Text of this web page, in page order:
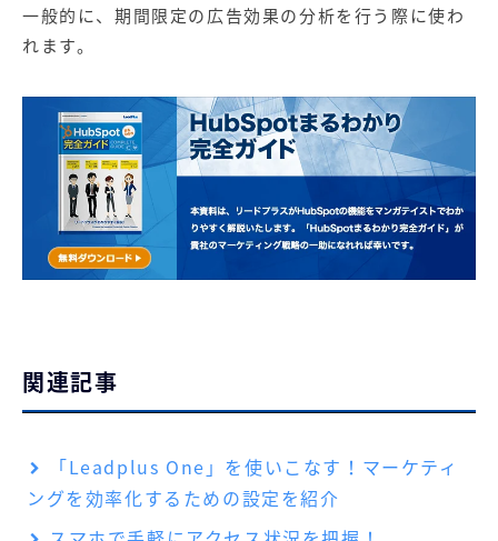
一般的に、期間限定の広告効果の分析を行う際に使わ
れます。
関連記事
「Leadplus One」を使いこなす！マーケティ
ングを効率化するための設定を紹介